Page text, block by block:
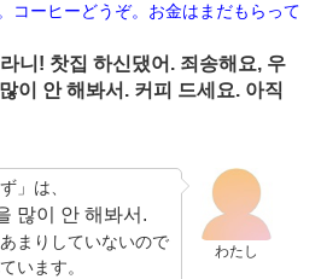
コーヒーどうぞ。お金はまだもらって
니! 찻집 하신댔어. 죄송해요, 우
이 안 해봐서. 커피 드세요. 아직
わたし
」は、
많이 안 해봐서.
まりしていないので
います。